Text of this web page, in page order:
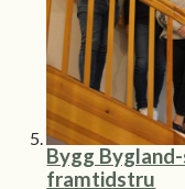
Bygg
framtidstru